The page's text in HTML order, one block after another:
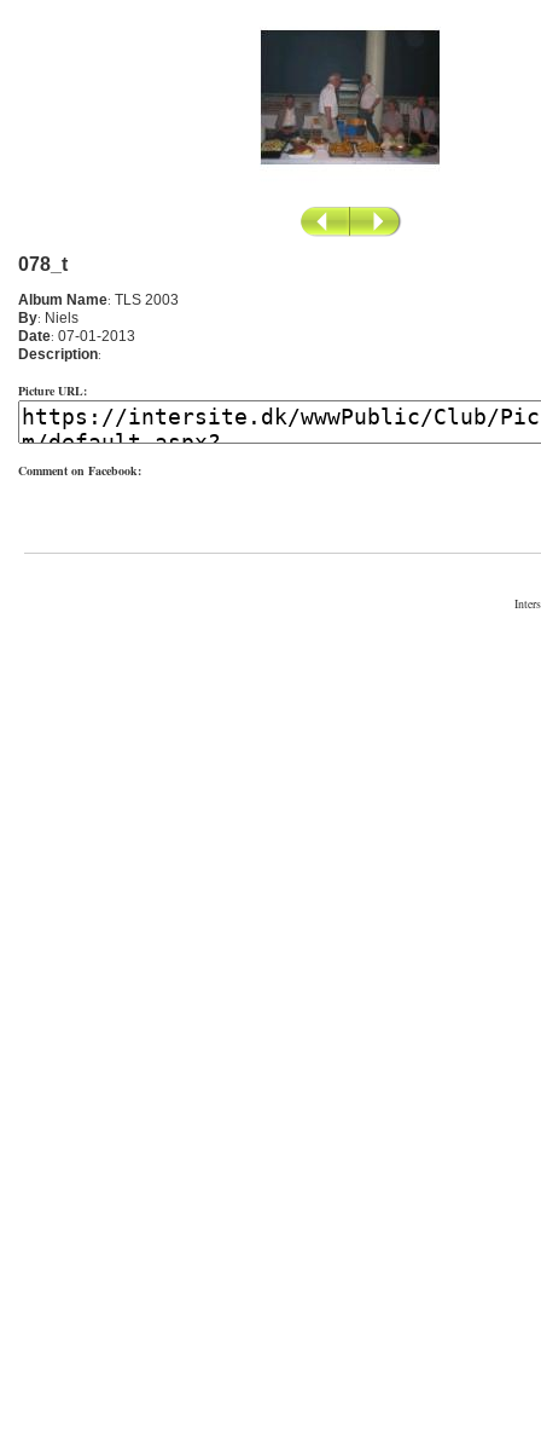
078_t
Album Name: TLS 2003
By: Niels
Date: 07-01-2013
Description:
Picture URL:
Comment on Facebook: